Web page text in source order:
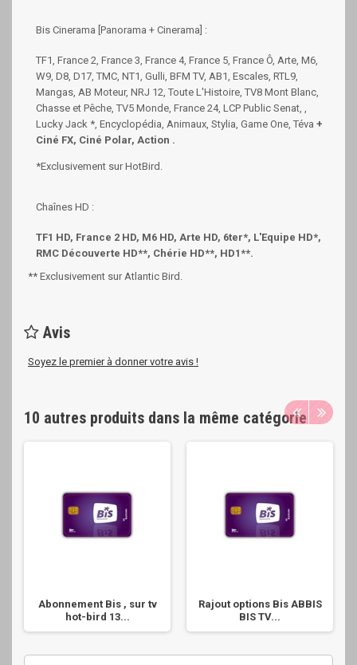
Bis Cinerama [Panorama + Cinerama] :
TF1, France 2, France 3, France 4, France 5, France Ô, Arte, M6,
W9, D8, D17, TMC, NT1, Gulli, BFM TV, AB1, Escales, RTL9,
Mangas, AB Moteur, NRJ 12, Toute L'Histoire, TV8 Mont Blanc,
Chasse et Pêche, TV5 Monde, France 24, LCP Public Senat, ,
Lucky Jack *, Encyclopédia, Animaux, Stylia, Game One, Téva +
Ciné FX, Ciné Polar, Action .
*Exclusivement sur HotBird.
Chaînes HD :
TF1 HD, France 2 HD, M6 HD, Arte HD, 6ter*, L'Equipe HD*,
RMC Découverte HD**, Chérie HD**, HD1**.
** Exclusivement sur Atlantic Bird.
Avis
Soyez le premier à donner votre avis !
10 autres produits dans la même catégorie
Abonnement Bis , sur tv
hot-bird 13...
Rajout options Bis ABBIS
BIS TV...